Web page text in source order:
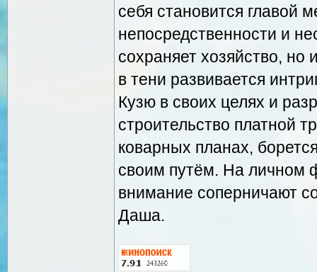
себя становится главой
непосредственности и
сохраняет хозяйство,
в тени развивается
Кузю в своих целях и
строительство платной
коварных планах,
своим путём. На личном
внимание соперничают
Даша.